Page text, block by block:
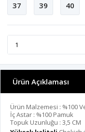
37 39 40
Ürün Açıklaması
Ürün Malzemesi : %100
İç Astar : %100 Pamuk
Topuk Uzunluğu : 3,5 CM